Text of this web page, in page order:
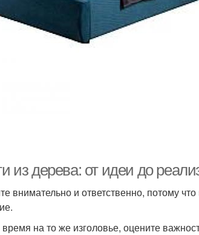
из дерева: от идеи до
внимательно и ответственно, потому
на то же изголовье, оцените